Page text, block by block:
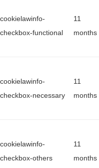
cookielawinfo-
checkbox-functional
11
months
cookielawinfo-
checkbox-necessary
11
months
cookielawinfo-
checkbox-others
11
months